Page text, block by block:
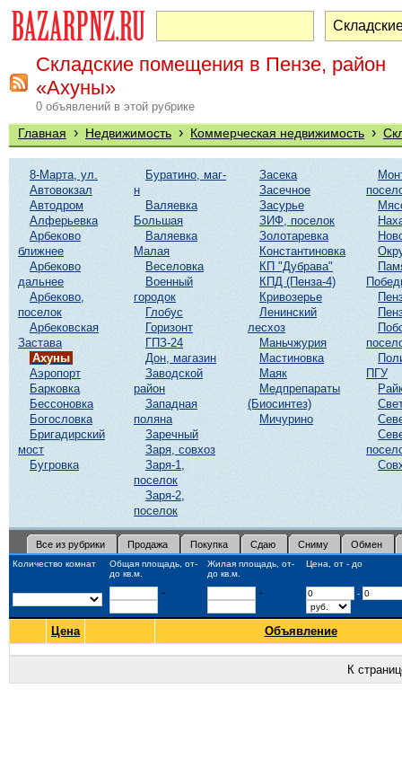
Складские помещения в Пензе, район
«Ахуны»
0 объявлений в этой рубрике
Главная › Недвижимость › Коммерческая недвижимость ›
8-Марта, ул.
Автовокзал
Автодром
Алферьевка
Арбеково
ближнее
Арбеково
дальнее
Арбеково,
поселок
Арбековская
Застава
Ахуны
Аэропорт
Барковка
Бессоновка
Богословка
Бригадирский
мост
Бугровка
Буратино, маг-
н
Валяевка
Большая
Валяевка
Малая
Веселовка
Военный
городок
Глобус
Горизонт
ГПЗ-24
Дон, магазин
Заводской
район
Западная
поляна
Заречный
Заря, совхоз
Заря-1,
поселок
Заря-2,
поселок
Засека
Засечное
Засурье
ЗИФ, поселок
Золотаревка
Константиновка
КП "Дубрава"
КПД (Пенза-4)
Кривозерье
Ленинский
лесхоз
Маньчжурия
Мастиновка
Маяк
Медпрепараты
(Биосинтез)
Мичурино
ПГУ
Все из рубрики Продажа Покупка Сдаю Сниму Обмен
Количество комнат
Общая площадь, от-
до кв.м.
Жилая площадь, от-
до кв.м.
Цена, от - до
- - -
Цена Объявление
К